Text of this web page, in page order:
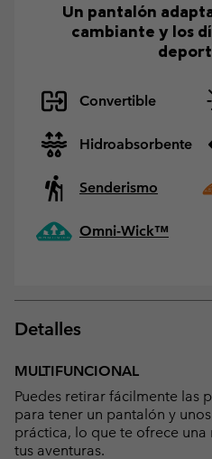
Un pantalón
cambiante y los
Convertible
Hidroabsorbente
Senderismo
Omni-Wick™
Detalles
MULTIFUNCIONAL
Puedes retirar fácilmente las
para tener un pantalón y
práctica, lo que te ofrece
tus aventuras.